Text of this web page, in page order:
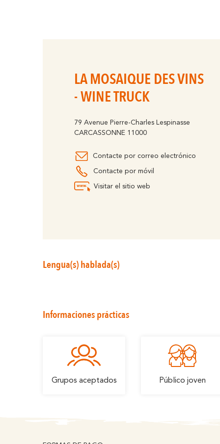
LA MOSAIQUE DES VINS
- WINE TRUCK
79 Avenue Pierre-Charles Lespinasse
CARCASSONNE 11000
Contacte por correo electrónico
Contacte por móvil
Visitar el sitio web
Lengua(s) hablada(s)
Informaciones prácticas
Grupos aceptados Público joven